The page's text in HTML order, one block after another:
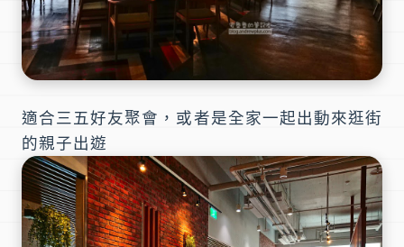
適合三五好友聚會，或者是全家一起出動來逛街
的親子出遊